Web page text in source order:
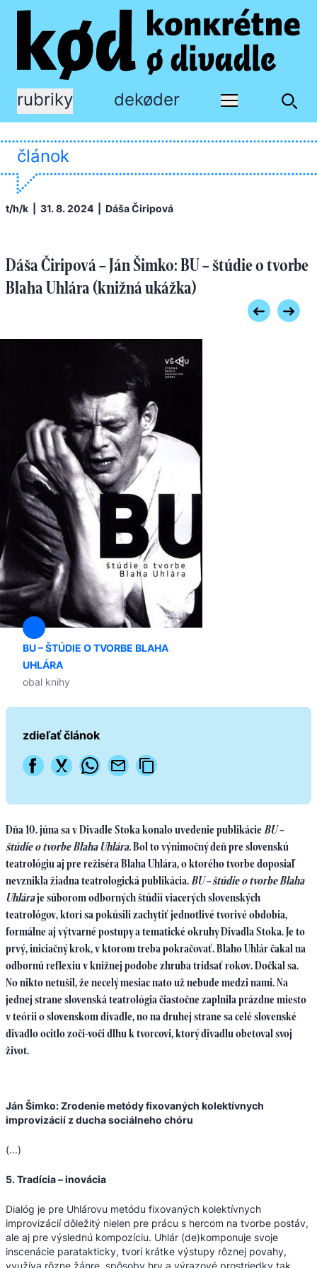
rubriky dekøder
článok
t/h/k | 31. 8. 2024 | Dáša Čiripová
Dáša Čiripová – Ján Šimko: BU – štúdie o tvorbe
Blaha Uhlára (knižná ukážka)
BU – ŠTÚDIE O TVORBE BLAHA
UHLÁRA
obal knihy
zdieľať článok
Dňa 10. júna sa v Divadle Stoka konalo uvedenie publikácieBU –
štúdie o tvorbe Blaha Uhlára.Bol to výnimočný deň pre slovenskú
teatrológiu aj pre režiséra Blaha Uhlára, o ktorého tvorbe doposiaľ
nevznikla žiadna teatrologická publikácia.BU – štúdie o tvorbe Blaha
Uhláraje súborom odborných štúdií viacerých slovenských
teatrológov, ktorí sa pokúsili zachytiť jednotlivé tvorivé obdobia,
formálne aj výtvarné postupy a tematické okruhy Divadla Stoka. Je to
prvý, iniciačný krok, v ktorom treba pokračovať. Blaho Uhlár čakal na
odbornú reflexiu v knižnej podobe zhruba tridsať rokov. Dočkal sa.
No nikto netušil, že necelý mesiac nato už nebude medzi nami. Na
jednej strane slovenská teatrológia čiastočne zaplnila prázdne miesto
v teórii o slovenskom divadle, no na druhej strane sa celé slovenské
divadlo ocitlo zoči-voči dlhu k tvorcovi, ktorý divadlu obetoval svoj
život.
Ján Šimko: Zrodenie metódy fixovaných kolektívnych
improvizácií z ducha sociálneho chóru
(...)
5. Tradícia – inovácia
Dialóg je pre Uhlárovu metódu fixovaných kolektívnych
improvizácií dôležitý nielen pre prácu s hercom na tvorbe postáv,
ale aj pre výslednú kompozíciu. Uhlár (de)komponuje svoje
inscenácie paratakticky, tvorí krátke výstupy rôznej povahy,
využíva rôzne žánre, spôsoby hry a výrazové prostriedky tak,